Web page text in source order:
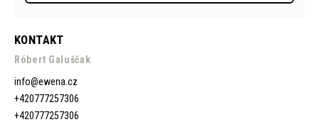
KONTAKT
Róbert Galuščak
info@ewena.cz
+420777257306
+420777257306